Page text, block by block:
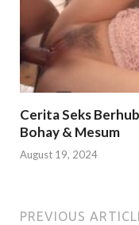
Cerita Seks
Bohay & Mesum
August 19, 2024
PREVIOUS